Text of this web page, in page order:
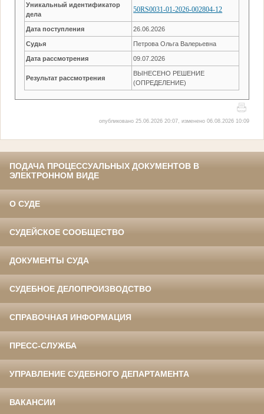
Уникальный идентификатор
дела
50RS0031-01-2026-002804-12
Дата поступления 26.06.2026
Судья Петрова Ольга Валерьевна
Дата рассмотрения 09.07.2026
Результат рассмотрения
ВЫНЕСЕНО РЕШЕНИЕ
(ОПРЕДЕЛЕНИЕ)
опубликовано 25.06.2026 20:07, изменено 06.08.2026 10:09
ПОДАЧА ПРОЦЕССУАЛЬНЫХ ДОКУМЕНТОВ В
ЭЛЕКТРОННОМ ВИДЕ
О СУДЕ
СУДЕЙСКОЕ СООБЩЕСТВО
ДОКУМЕНТЫ СУДА
СУДЕБНОЕ ДЕЛОПРОИЗВОДСТВО
СПРАВОЧНАЯ ИНФОРМАЦИЯ
ПРЕСС-СЛУЖБА
УПРАВЛЕНИЕ СУДЕБНОГО ДЕПАРТАМЕНТА
ВАКАНСИИ